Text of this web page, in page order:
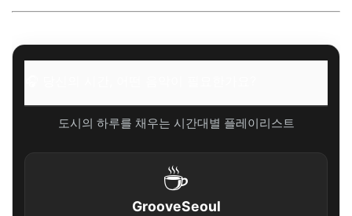
도시의 하루를 채우는 시간대별 플레이리스트
☕
GrooveSeoul